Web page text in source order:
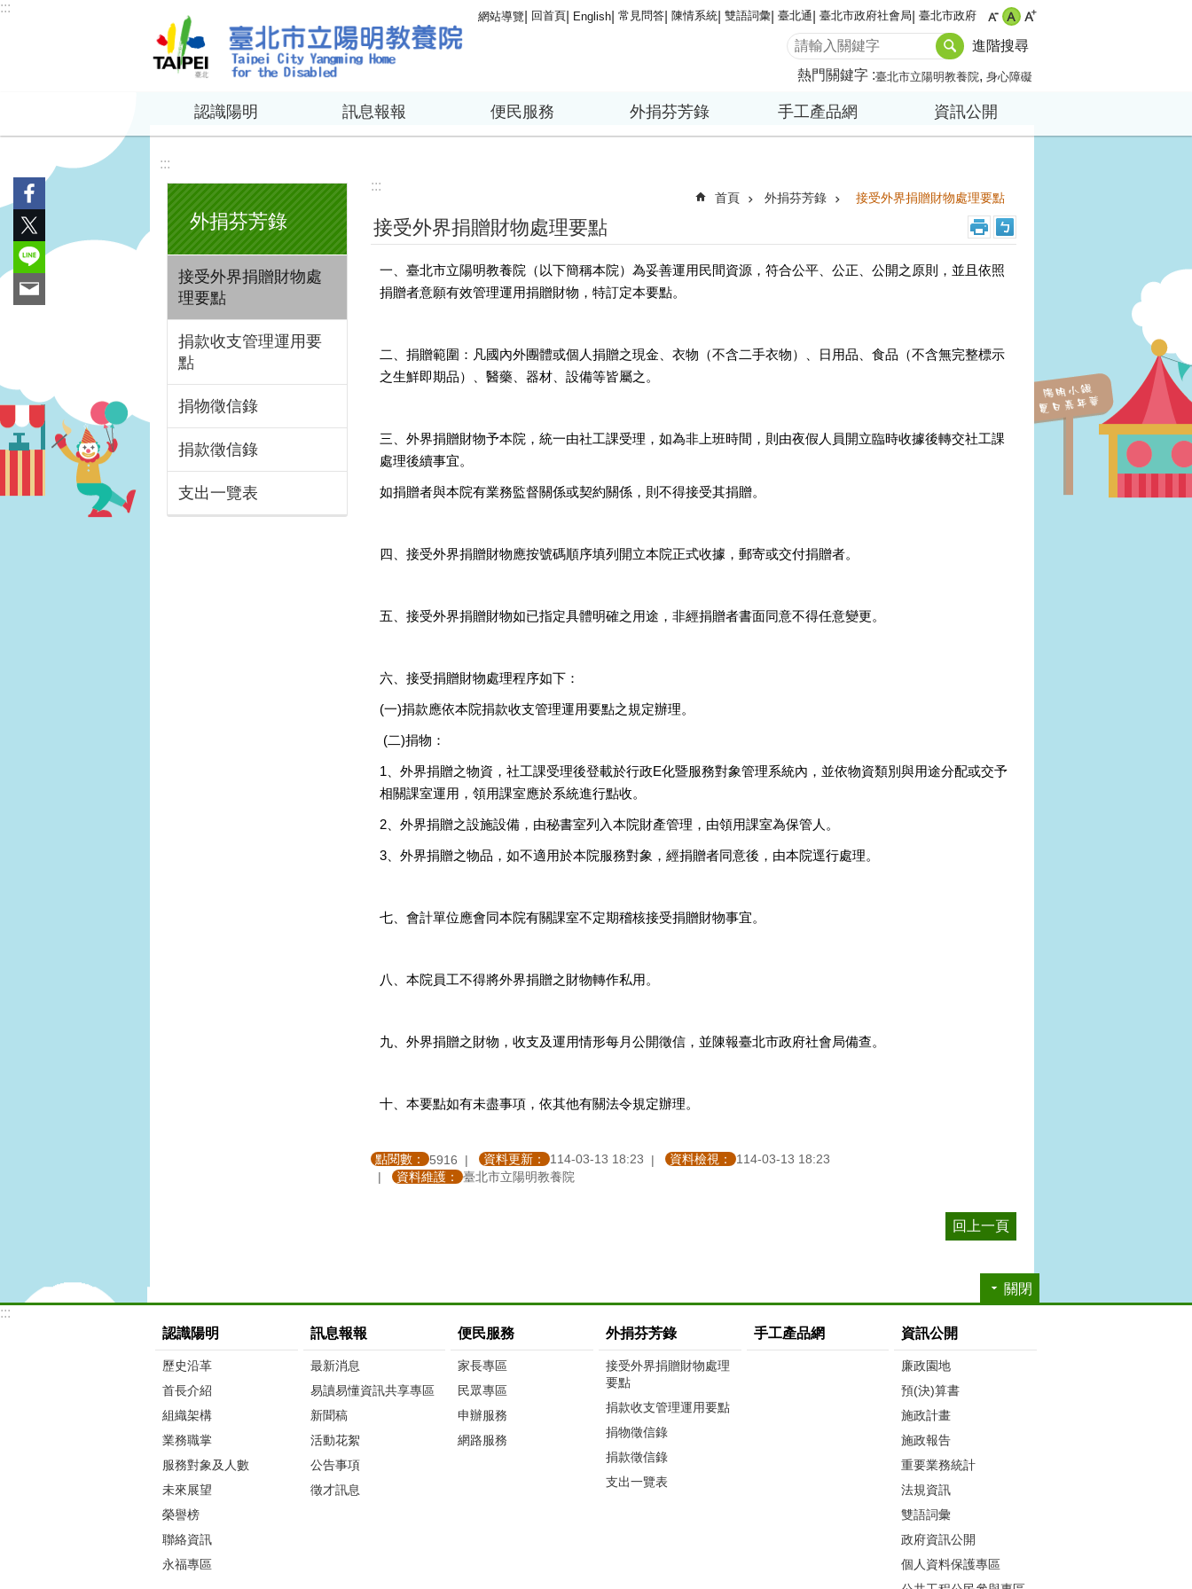
跳到主要內容區塊
:::
網站導覽 回首頁 English 常見問答 陳情系統 雙語詞彙 臺北通 臺北市政府社會局 臺北市政府
進階搜尋
熱門關鍵字 臺北市立陽明教養院 身心障礙
認識陽明 訊息報報 便民服務 外捐芬芳錄 手工產品網 資訊公開
:::
外捐芬芳錄
接受外界捐贈財物處
理要點
捐款收支管理運用要
點
捐物徵信錄
捐款徵信錄
支出一覽表
:::
首頁 外捐芬芳錄 接受外界捐贈財物處理要點
接受外界捐贈財物處理要點
一、臺北市立陽明教養院（以下簡稱本院）為妥善運用民間資源，符合公平、公正、公開之原則，並且依照
捐贈者意願有效管理運用捐贈財物，特訂定本要點。
二、捐贈範圍：凡國內外團體或個人捐贈之現金、衣物（不含二手衣物）、日用品、食品（不含無完整標示
之生鮮即期品）、醫藥、器材、設備等皆屬之。
三、外界捐贈財物予本院，統一由社工課受理，如為非上班時間，則由夜假人員開立臨時收據後轉交社工課
處理後續事宜。
如捐贈者與本院有業務監督關係或契約關係，則不得接受其捐贈。
四、接受外界捐贈財物應按號碼順序填列開立本院正式收據，郵寄或交付捐贈者。
五、接受外界捐贈財物如已指定具體明確之用途，非經捐贈者書面同意不得任意變更。
六、接受捐贈財物處理程序如下：
(一)捐款應依本院捐款收支管理運用要點之規定辦理。
(二)捐物：
1、外界捐贈之物資，社工課受理後登載於行政E化暨服務對象管理系統內，並依物資類別與用途分配或交予
相關課室運用，領用課室應於系統進行點收。
2、外界捐贈之設施設備，由秘書室列入本院財產管理，由領用課室為保管人。
3、外界捐贈之物品，如不適用於本院服務對象，經捐贈者同意後，由本院逕行處理。
七、會計單位應會同本院有關課室不定期稽核接受捐贈財物事宜。
八、本院員工不得將外界捐贈之財物轉作私用。
九、外界捐贈之財物，收支及運用情形每月公開徵信，並陳報臺北市政府社會局備查。
十、本要點如有未盡事項，依其他有關法令規定辦理。
點閱數： 5916 資料更新： 114-03-13 18:23 資料檢視：
114-03-13 18:23
資料維護：
臺北市立陽明教養院
回上一頁
關閉
:::
認識陽明
歷史沿革
首長介紹
組織架構
業務職掌
服務對象及人數
未來展望
榮譽榜
聯絡資訊
永福專區
訊息報報
最新消息
易讀易懂資訊共享專區
新聞稿
活動花絮
公告事項
徵才訊息
便民服務
家長專區
民眾專區
申辦服務
網路服務
外捐芬芳錄
接受外界捐贈財物處理
要點
捐款收支管理運用要點
捐物徵信錄
捐款徵信錄
支出一覽表
手工產品網 資訊公開
廉政園地
預(決)算書
施政計畫
施政報告
重要業務統計
法規資訊
雙語詞彙
政府資訊公開
個人資料保護專區